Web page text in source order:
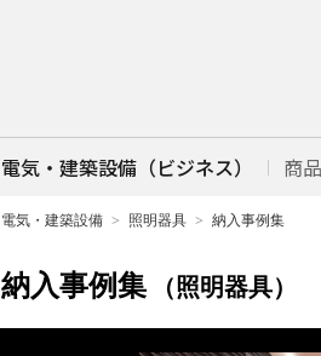
電気・建築設備（ビジネス） 商
電気・建築設備 照明器具 納入事例集
納入事例集 （照明器具）